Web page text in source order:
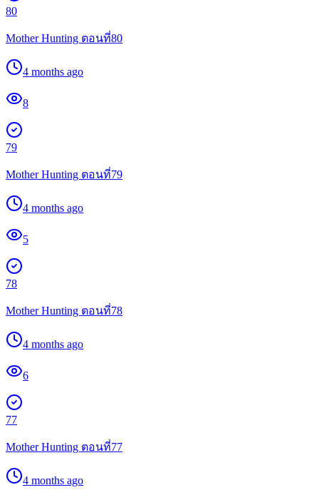
80
Mother Hunting ตอนที่80
4 months ago
8
79
Mother Hunting ตอนที่79
4 months ago
5
78
Mother Hunting ตอนที่78
4 months ago
6
77
Mother Hunting ตอนที่77
4 months ago